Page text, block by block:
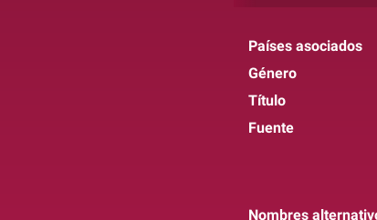
Países asociados
Género
Título
Fuente
Nombres